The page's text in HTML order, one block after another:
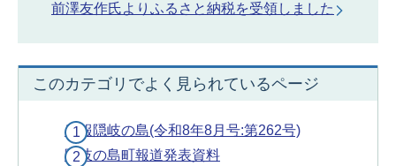
前澤友作氏よりふるさと納税を受領しました
このカテゴリでよく見られているページ
広報隠岐の島(令和8年8月号:第262号)
隠岐の島町報道発表資料